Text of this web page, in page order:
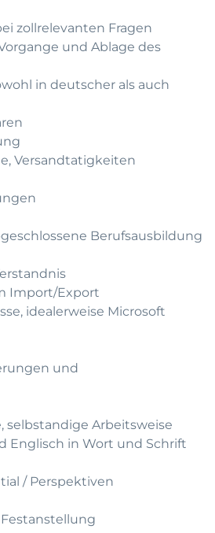
zollrelevanten Fragen
und Ablage des
in deutscher als auch
Versandtatigkeiten
Berufsausbildung
Import/Export
idealerweise Microsoft
und
selbstandige Arbeitsweise
Englisch in Wort und Schrift
/ Perspektiven